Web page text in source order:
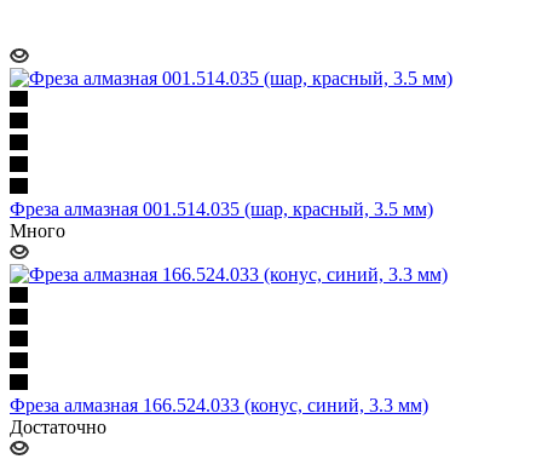
Фреза алмазная 001.514.035 (шар, красный, 3.5 мм)
Много
Фреза алмазная 166.524.033 (конус, синий, 3.3 мм)
Достаточно